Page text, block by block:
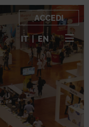
ACCEDI
IT EN